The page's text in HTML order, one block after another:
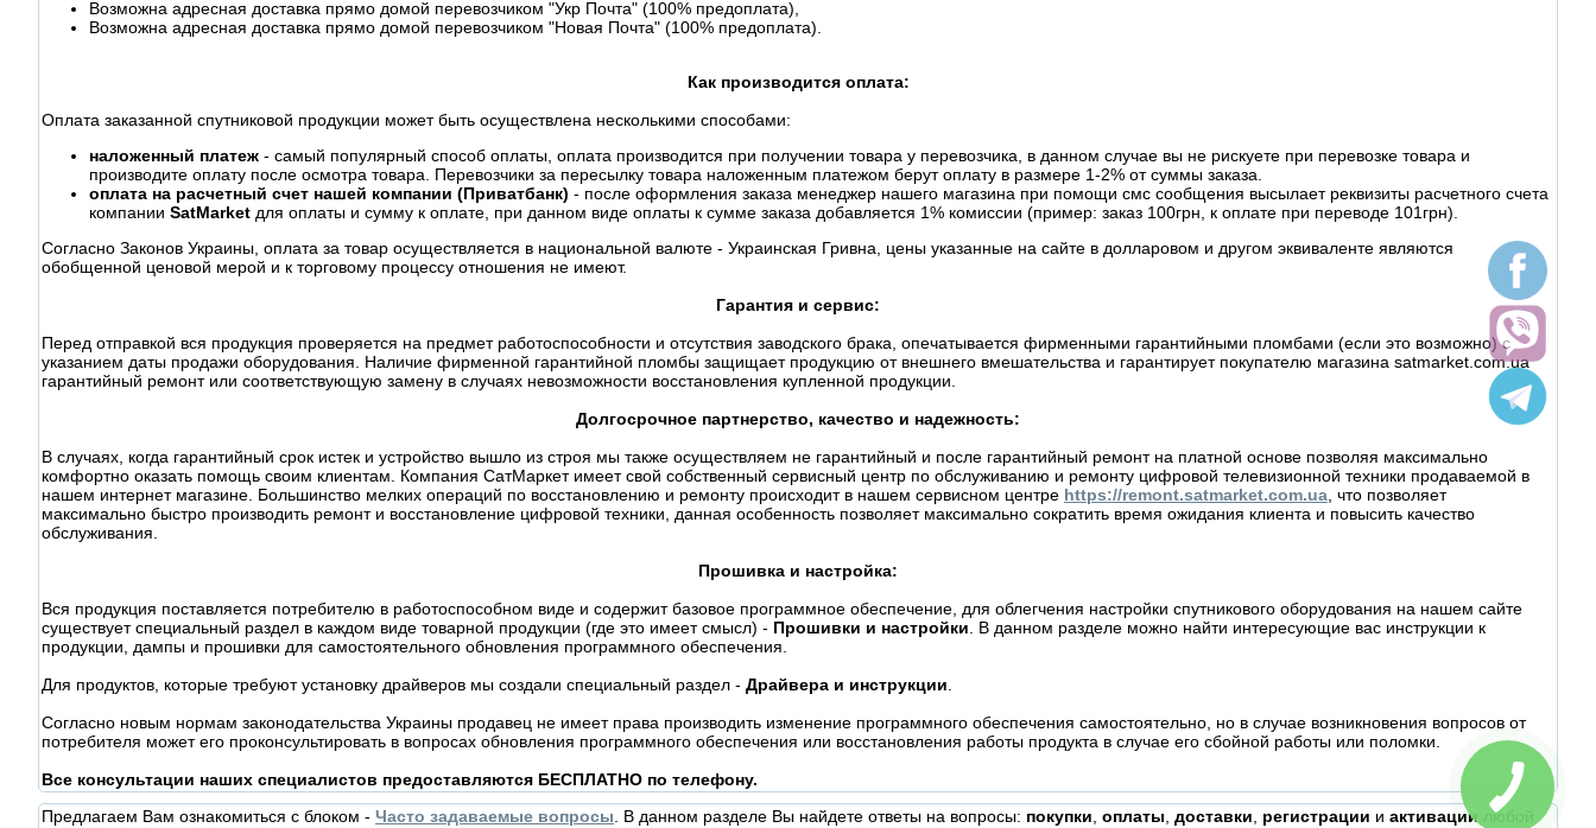
Возможна адресная доставка прямо домой перевозчиком "Укр Почта" (100% предоплата),
Возможна адресная доставка прямо домой перевозчиком "Новая Почта" (100% предоплата).
Как производится оплата:
Оплата заказанной спутниковой продукции может быть осуществлена несколькими способами:
наложенный платеж - самый популярный способ оплаты, оплата производится при получении товара у перевозчика, в данном случае вы не рискуете при перевозке товара и
производите оплату после осмотра товара. Перевозчики за пересылку товара наложенным платежом берут оплату в размере 1-2% от суммы заказа.
оплата на расчетный счет нашей компании (Приватбанк) - после оформления заказа менеджер нашего магазина при помощи смс сообщения высылает реквизиты расчетного счета
компании SatMarket для оплаты и сумму к оплате, при данном виде оплаты к сумме заказа добавляется 1% комиссии (пример: заказ 100грн, к оплате при переводе 101грн).
Согласно Законов Украины, оплата за товар осуществляется в национальной валюте - Украинская Гривна, цены указанные на сайте в долларовом и другом эквиваленте являются
обобщенной ценовой мерой и к торговому процессу отношения не имеют.
Гарантия и сервис:
Перед отправкой вся продукция проверяется на предмет работоспособности и отсутствия заводского брака, опечатывается фирменными гарантийными пломбами (если это возможно) с
указанием даты продажи оборудования. Наличие фирменной гарантийной пломбы защищает продукцию от внешнего вмешательства и гарантирует покупателю магазина satmarket.com.ua
гарантийный ремонт или соответствующую замену в случаях невозможности восстановления купленной продукции.
Долгосрочное партнерство, качество и надежность:
В случаях, когда гарантийный срок истек и устройство вышло из строя мы также осуществляем не гарантийный и после гарантийный ремонт на платной основе позволяя максимально
комфортно оказать помощь своим клиентам. Компания СатМаркет имеет свой собственный сервисный центр по обслуживанию и ремонту цифровой телевизионной техники продаваемой в
нашем интернет магазине. Большинство мелких операций по восстановлению и ремонту происходит в нашем сервисном центре https://remont.satmarket.com.ua , что позволяет
максимально быстро производить ремонт и восстановление цифровой техники, данная особенность позволяет максимально сократить время ожидания клиента и повысить качество
обслуживания.
Прошивка и настройка:
Вся продукция поставляется потребителю в работоспособном виде и содержит базовое программное обеспечение, для облегчения настройки спутникового оборудования на нашем сайте
существует специальный раздел в каждом виде товарной продукции (где это имеет смысл) - Прошивки и настройки . В данном разделе можно найти интересующие вас инструкции к
продукции, дампы и прошивки для самостоятельного обновления программного обеспечения.
Для продуктов, которые требуют установку драйверов мы создали специальный раздел - Драйвера и инструкции
Согласно новым нормам законодательства Украины продавец не имеет права производить изменение программного обеспечения самостоятельно, но в случае возникновения вопросов от
потребителя может его проконсультировать в вопросах обновления программного обеспечения или восстановления работы продукта в случае его сбойной работы или поломки.
Все консультации наших специалистов предоставляются БЕСПЛАТНО по телефону.
Предлагаем Вам ознакомиться с блоком - Часто задаваемые вопросы. В данном разделе Вы найдете ответы на вопросы: покупки, оплаты, доставки, регистрации и активации
любой
КНОПКА
СВЯЗИ